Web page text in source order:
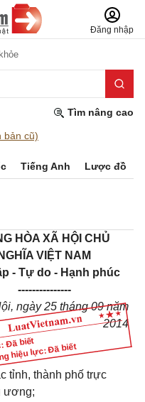
Đăng nhập
Tìm nâng cao
bản cũ)
Tiếng Anh Lược đồ
Đã biết
hiệu lực: Đã biết
HÒA XÃ HỘI CHỦ
NGHĨA VIỆT NAM
- Tự do - Hạnh phúc
---------------
ngày 25 tháng 09 năm
2014
tỉnh, thành phố trực
ương;